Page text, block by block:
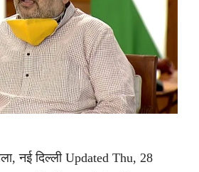
नई दिल्ली Updated Thu, 28